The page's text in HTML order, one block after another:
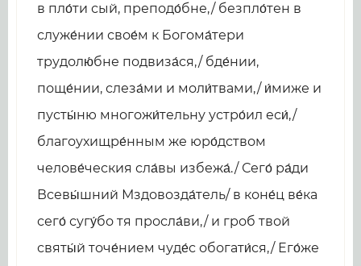
в пло́ти сый, преподо́бне,/ безпло́тен в
служе́нии свое́м к Богома́тери
трудолю́бне подвиза́ся,/ бде́нии,
поще́нии, слеза́ми и моли́твами,/ и́миже и
пусты́ню многожи́тельну устро́ил еси́,/
благоухищре́нным же юро́дством
челове́ческия сла́вы избежа́./ Сего́ ра́ди
Всевы́шний Мздовозда́тель/ в коне́ц ве́ка
сего́ сугу́бо тя просла́ви,/ и гроб твой
святы́й точе́нием чуде́с обогати́ся,/ Его́же